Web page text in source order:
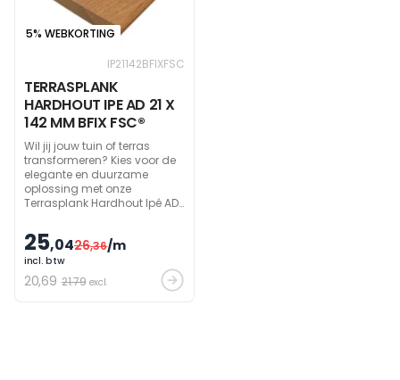
5% WEBKORTING
IP21142BFIXFSC
TERRASPLANK
HARDHOUT IPE AD 21 X
142 MM BFIX FSC®
Wil jij jouw tuin of terras
transformeren? Kies voor de
elegante en duurzame
oplossing met onze
Terrasplank Hardhout Ipé AD
hoogwaardige hardhouten
planken bieden niet alleen
een prachtige look maar zijn
ook ontzettend sterk en
bestand tegen allerlei
25,0426,36/m
incl. btw
20,69 21.79 excl.